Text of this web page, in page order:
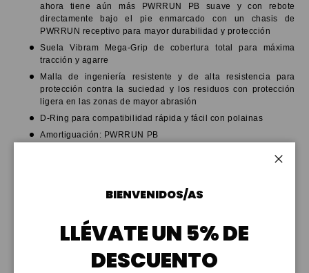
ahora tiene aún más PWRRUN PB suave y con rebote
directamente bajo el pie enmarcado con un chasis de
PWRRUN receptivo para mayor durabilidad y protección
Suela Vibram Mega-Grip de cobertura total para máxima
tracción y agarre
Malla de ingeniería resistente y de alta resistencia para
protección contra la suciedad y los residuos con protección
ligera en las zonas de mayor abrasión
D-Ring para compatibilidad rápida y fácil con polainas
Amortiguación: PWRRUN PB
Este modelo es vegano y contiene materiales reciclados
RESEÑAS (0)
BIENVENIDOS/AS
LLÉVATE UN 5% DE
DESCUENTO